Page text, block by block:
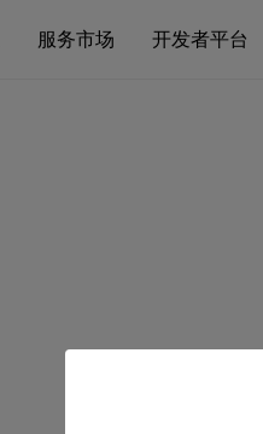
服务市场 开发者平台